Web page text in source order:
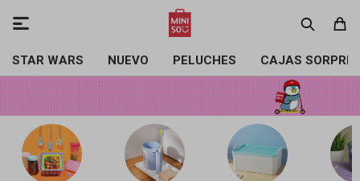
STAR WARS NUEVO PELUCHES CAJAS
